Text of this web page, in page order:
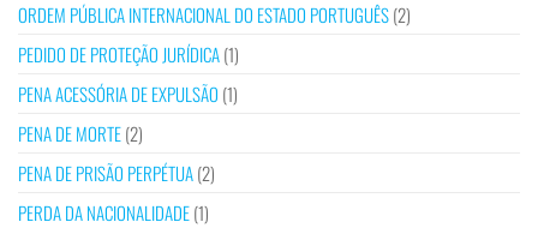
ORDEM PÚBLICA INTERNACIONAL DO ESTADO PORTUGUÊS(2)
PEDIDO DE PROTEÇÃO JURÍDICA(1)
PENA ACESSÓRIA DE EXPULSÃO (1)
PENA DE MORTE(2)
PENA DE PRISÃO PERPÉTUA(2)
PERDA DA NACIONALIDADE(1)